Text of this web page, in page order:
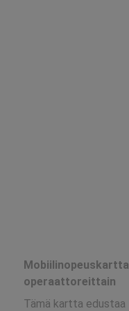
Mobiilinopeuskartta
operaattoreittain
Tämä kartta edustaa